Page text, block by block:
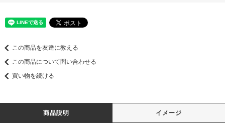
この商品を友達に教える
この商品について問い合わせる
買い物を続ける
商品説明 イメージ